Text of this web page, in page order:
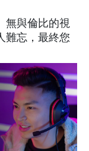
無與倫比的視
難忘，最終您